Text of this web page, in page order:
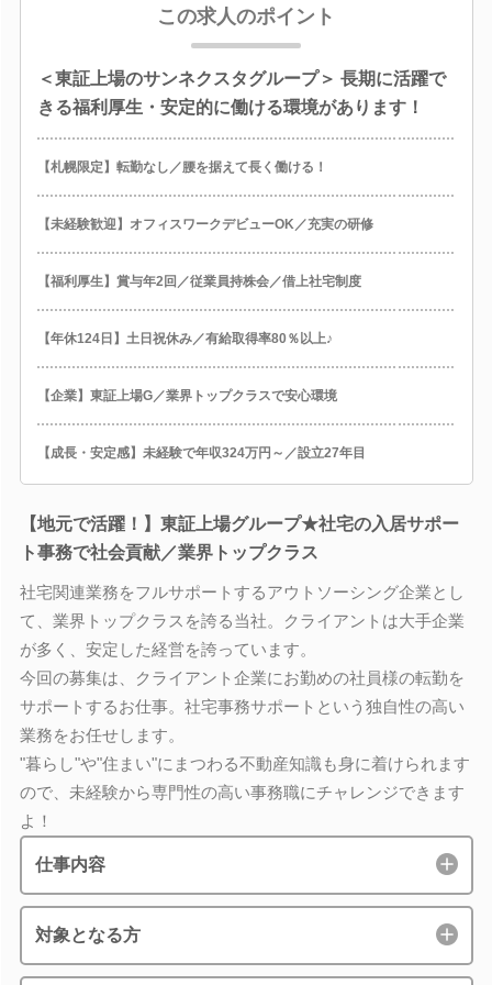
この求人のポイント
＜東証上場のサンネクスタグループ＞ 長期に活躍で
きる福利厚生・安定的に働ける環境があります！
【札幌限定】転勤なし／腰を据えて長く働ける！
【未経験歓迎】オフィスワークデビューOK／充実の研修
【福利厚生】賞与年2回／従業員持株会／借上社宅制度
【年休124日】土日祝休み／有給取得率80％以上♪
【企業】東証上場G／業界トップクラスで安心環境
【成長・安定感】未経験で年収324万円～／設立27年目
【地元で活躍！】東証上場グループ★社宅の入居サポー
ト事務で社会貢献／業界トップクラス
社宅関連業務をフルサポートするアウトソーシング企業とし
て、業界トップクラスを誇る当社。クライアントは大手企業
が多く、安定した経営を誇っています。
今回の募集は、クライアント企業にお勤めの社員様の転勤を
サポートするお仕事。社宅事務サポートという独自性の高い
業務をお任せします。
"暮らし"や"住まい"にまつわる不動産知識も身に着けられます
ので、未経験から専門性の高い事務職にチャレンジできます
よ！
仕事内容
対象となる方